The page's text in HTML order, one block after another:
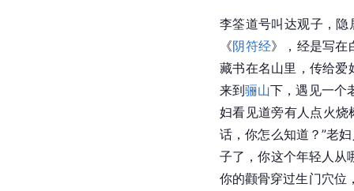
李筌道号叫达观子，隐
《阴符经》，经是写在
藏书在名山里，传给爱
来到骊山下，遇见一个
妇看见道旁有人点火烧
话，你怎么知道？”老
子了，你这个年轻人从
你的颧骨穿过生门穴位